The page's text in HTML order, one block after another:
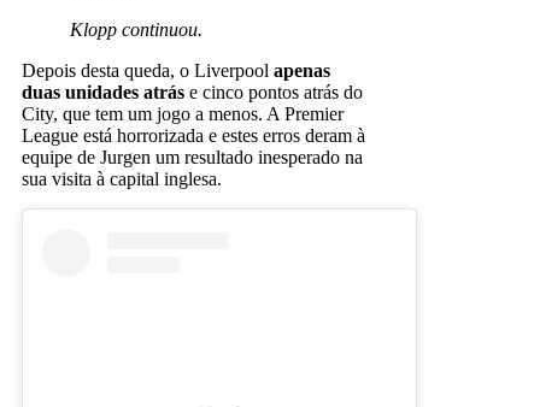
Klopp continuou.
Depois desta queda, o Liverpool apenas
duas unidades atrás e cinco pontos atrás do
City, que tem um jogo a menos. A Premier
League está horrorizada e estes erros deram à
equipe de Jurgen um resultado inesperado na
sua visita à capital inglesa.